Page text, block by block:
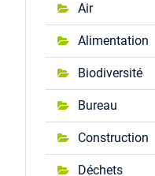
Air
Alimentation
Biodiversité
Bureau
Construction
Déchets